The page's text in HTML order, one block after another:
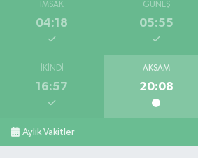
İMSAK
04:18
GÜNEŞ
05:55
İKINDI
16:57
AKŞAM
20:08
Aylık Vakitler